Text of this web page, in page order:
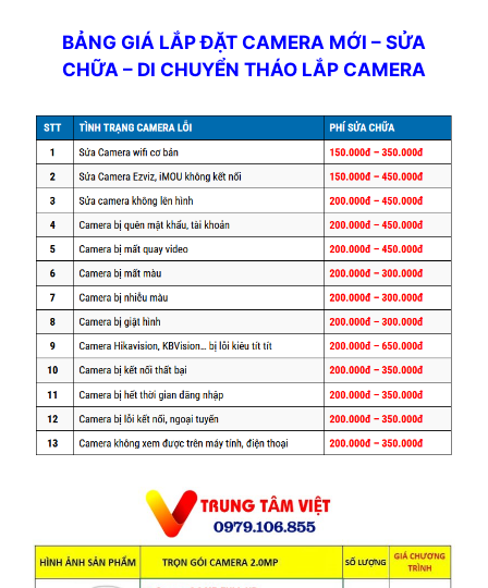
BẢNG GIÁ LẮP ĐẶT CAMERA MỚI – SỬA
CHỮA – DI CHUYỂN THÁO LẮP CAMERA